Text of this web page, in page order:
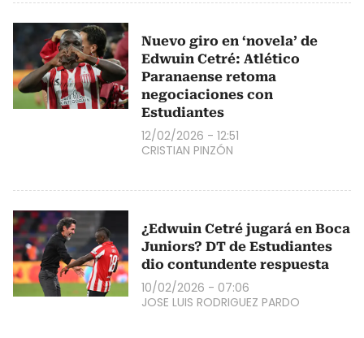
Nuevo giro en ‘novela’ de
Edwuin Cetré: Atlético
Paranaense retoma
negociaciones con
Estudiantes
12/02/2026 - 12:51
CRISTIAN PINZÓN
¿Edwuin Cetré jugará en Boca
Juniors? DT de Estudiantes
dio contundente respuesta
10/02/2026 - 07:06
JOSE LUIS RODRIGUEZ PARDO